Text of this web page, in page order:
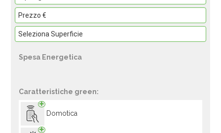
Spesa Energetica
Caratteristiche green:
Domotica